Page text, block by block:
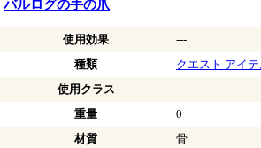
バルログの手の爪
使用効果
---
種類
クエスト アイテ
使用クラス
---
重量
0
材質
骨